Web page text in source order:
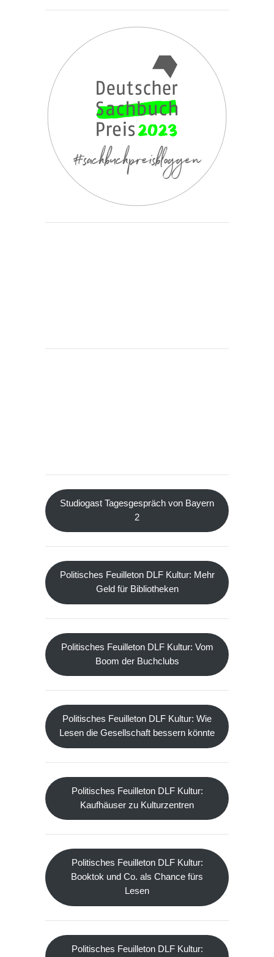
Studiogast Tagesgespräch von Bayern
2
Politisches Feuilleton DLF Kultur: Mehr
Geld für Bibliotheken
Politisches Feuilleton DLF Kultur: Vom
Boom der Buchclubs
Politisches Feuilleton DLF Kultur: Wie
Lesen die Gesellschaft bessern könnte
Politisches Feuilleton DLF Kultur:
Kaufhäuser zu Kulturzentren
Politisches Feuilleton DLF Kultur:
Booktok und Co. als Chance fürs
Lesen
Politisches Feuilleton DLF Kultur: